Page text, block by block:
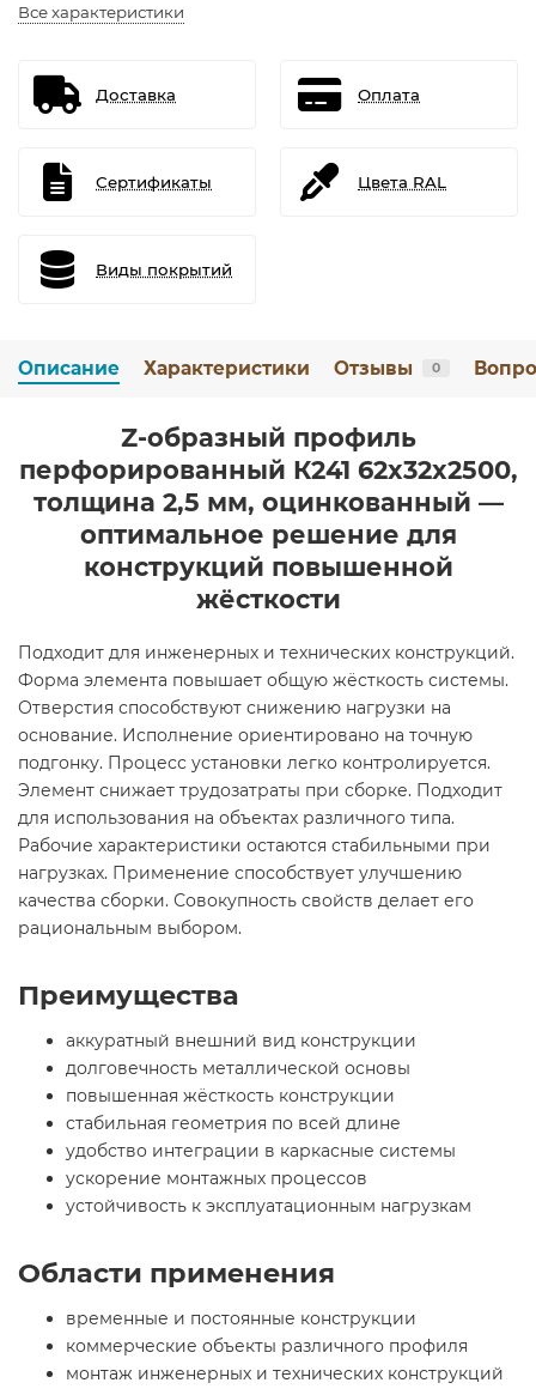
Все характеристики
Доставка Оплата
Сертификаты Цвета RAL
Виды покрытий
Описание Характеристики Отзывы 0
Z-образный профиль
перфорированный К241 62x32x2500,
толщина 2,5 мм, оцинкованный —
оптимальное решение для
конструкций повышенной
жёсткости
Подходит для инженерных и технических конструкций.
Форма элемента повышает общую жёсткость системы.
Отверстия способствуют снижению нагрузки на
основание. Исполнение ориентировано на точную
подгонку. Процесс установки легко контролируется.
Элемент снижает трудозатраты при сборке. Подходит
для использования на объектах различного типа.
Рабочие характеристики остаются стабильными при
нагрузках. Применение способствует улучшению
качества сборки. Совокупность свойств делает его
рациональным выбором.
Преимущества
аккуратный внешний вид конструкции
долговечность металлической основы
повышенная жёсткость конструкции
стабильная геометрия по всей длине
удобство интеграции в каркасные системы
ускорение монтажных процессов
устойчивость к эксплуатационным нагрузкам
Области применения
временные и постоянные конструкции
коммерческие объекты различного профиля
монтаж инженерных и технических конструкций